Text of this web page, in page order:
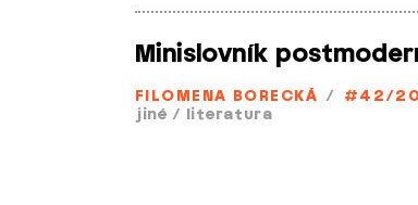
Minislovník
FILOMENA BORECKÁ /
#42/
jiné / literatura